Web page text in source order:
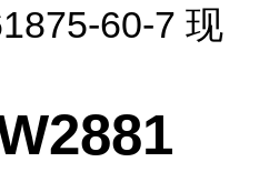
60-7 现